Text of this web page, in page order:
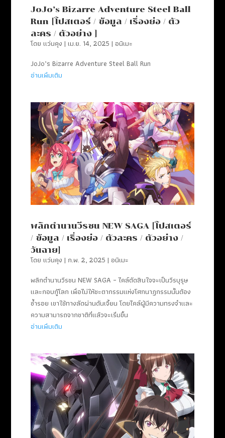
JoJo’s Bizarre Adventure Steel Ball
Run [โปสเตอร์ / ข้อมูล / เรื่องย่อ / ตัว
ละคร / ตัวอย่าง ]
โดย แว่นคุง | เม.ย. 14, 2025 | อนิเมะ
JoJo’s Bizarre Adventure Steel Ball Run
อ่านเพิ่มเติม
พลิกตำนานวีรชน NEW SAGA [โปสเตอร์
/ ข้อมูล / เรื่องย่อ / ตัวละคร / ตัวอย่าง /
วันฉาย]
โดย แว่นคุง | ก.พ. 2, 2025 | อนิเมะ
พลิกตำนานวีรชน NEW SAGA – ไคล์ตัดสินใจจะเป็นวีรบุรุษ
และกอบกู้โลก เพื่อไม่ให้ชะตากรรมแห่งโศกนาฏกรรมนั้นต้อง
ซ้ำรอย เขาใช้ทางลัดผ่านดันเจี้ยน โดยไคล์ผู้มีความทรงจำและ
ความสามารถจากชาติที่แล้วจะเริ่มขึ้น
อ่านเพิ่มเติม